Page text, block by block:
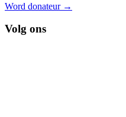
Word donateur →
Volg ons